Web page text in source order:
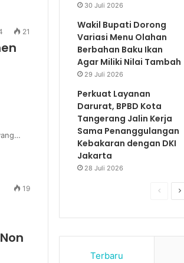
21
19
30 Juli 2026
Wakil Bupati Dorong
Variasi Menu Olahan
Berbahan Baku Ikan
Agar Miliki Nilai Tambah
29 Juli 2026
Perkuat Layanan
Darurat, BPBD Kota
Tangerang Jalin Kerja
Sama Penanggulangan
Kebakaran dengan DKI
Jakarta
28 Juli 2026
Terbaru